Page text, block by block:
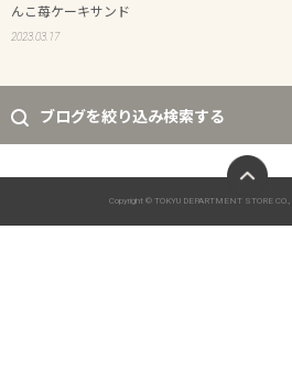
んこ苺ケーキサンド
2023.03.17
ブログを絞り込み検索する
Copyright © TOKYU DEPARTMENT STORE CO.,